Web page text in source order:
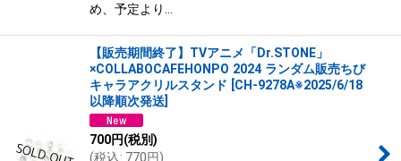
め、予定より…
【販売期間終了】TVアニメ「Dr.STONE」
×COLLABOCAFEHONPO 2024 ランダム販売ちび
キャラアクリルスタンド [CH-9278A※2025/6/18
以降順次発送]
700円(税別)
(税込: 770円)